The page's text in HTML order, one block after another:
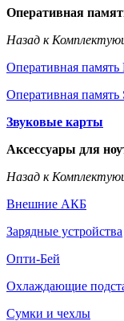
Оперативная
Назад к
Оперативная
Оперативная
Звуковые карты
Аксессуары для
Назад к
Внешние АКБ
Зарядные устройства
Опти-Бей
Охлаждающие
Сумки и чехлы